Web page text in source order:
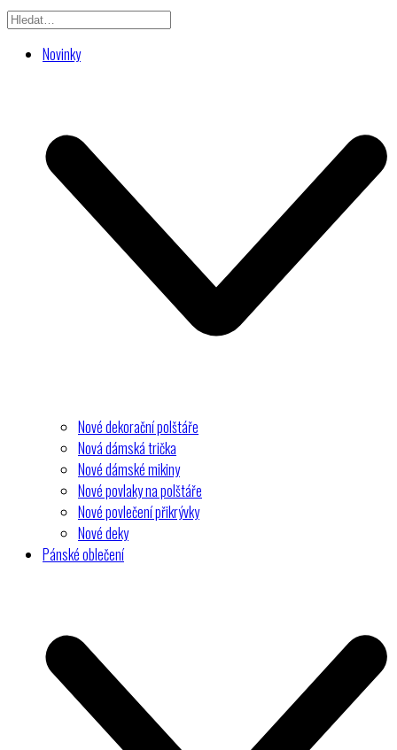
Novinky
Nové dekorační polštáře
Nová dámská trička
Nové dámské mikiny
Nové povlaky na polštáře
Nové povlečení přikrývky
Nové deky
Pánské oblečení